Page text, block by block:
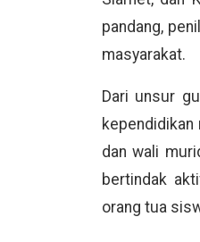
pandang,
masyarakat.
Dari unsur
dan wali
bertindak
orang tua